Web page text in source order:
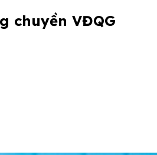
chuyền VĐQG